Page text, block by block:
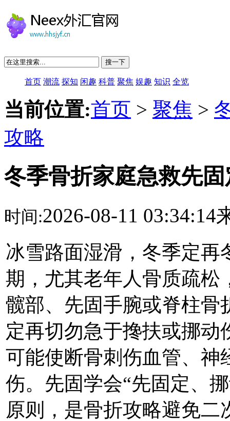
搜一下
首页 潮流 探知 闲趣 科普 聚焦 娱趣 知识 全览
当前位置:首页 > 聚焦 >
攻略
冬季骨折家庭急救先
时间:2026-08-11 03:34:14
冰雪路面湿滑，冬季定再
期，尤其老年人骨质疏松
髋部、先固手腕或脊柱
定再切勿急于搀扶或挪
可能使断骨刺伤血管、神
伤。先固学会“先固定、
原则，是骨折攻略避免二